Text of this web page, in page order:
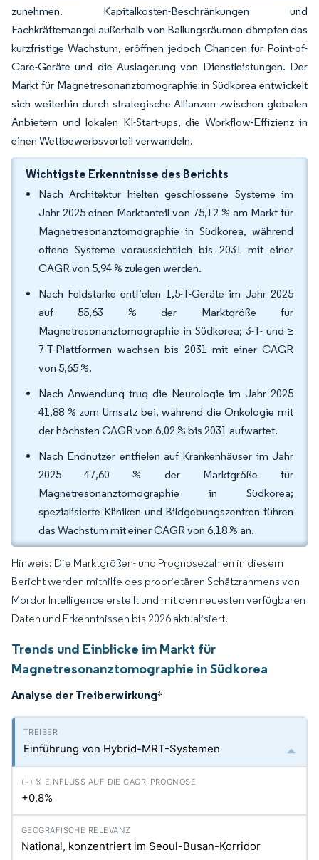
zunehmen. Kapitalkosten-Beschränkungen und
Fachkräftemangel außerhalb von Ballungsräumen dämpfen das
kurzfristige Wachstum, eröffnen jedoch Chancen für Point-of-
Care-Geräte und die Auslagerung von Dienstleistungen. Der
Markt für Magnetresonanztomographie in Südkorea entwickelt
sich weiterhin durch strategische Allianzen zwischen globalen
Anbietern und lokalen KI-Start-ups, die Workflow-Effizienz in
einen Wettbewerbsvorteil verwandeln.
Wichtigste Erkenntnisse des Berichts
Nach Architektur hielten geschlossene Systeme im
Jahr 2025 einen Marktanteil von 75,12 % am Markt für
Magnetresonanztomographie in Südkorea, während
offene Systeme voraussichtlich bis 2031 mit einer
CAGR von 5,94 % zulegen werden.
Nach Feldstärke entfielen 1,5-T-Geräte im Jahr 2025
auf 55,63 % der Marktgröße für
Magnetresonanztomographie in Südkorea; 3-T- und ≥
7-T-Plattformen wachsen bis 2031 mit einer CAGR
von 5,65 %.
Nach Anwendung trug die Neurologie im Jahr 2025
41,88 % zum Umsatz bei, während die Onkologie mit
der höchsten CAGR von 6,02 % bis 2031 aufwartet.
Nach Endnutzer entfielen auf Krankenhäuser im Jahr
2025 47,60 % der Marktgröße für
Magnetresonanztomographie in Südkorea;
spezialisierte Kliniken und Bildgebungszentren führen
das Wachstum mit einer CAGR von 6,18 % an.
Hinweis: Die Marktgrößen- und Prognosezahlen in diesem
Bericht werden mithilfe des proprietären Schätzrahmens von
Mordor Intelligence erstellt und mit den neuesten verfügbaren
Daten und Erkenntnissen bis 2026 aktualisiert.
Trends und Einblicke im Markt für
Magnetresonanztomographie in Südkorea
Analyse der Treiberwirkung*
Einführung von Hybrid-MRT-Systemen
+0.8%
National, konzentriert im Seoul-Busan-Korridor